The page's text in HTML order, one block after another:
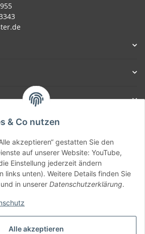
Alle akzeptieren
& Co nutzen
akzeptieren“ gestatten Sie den
auf unserer Website: YouTube,
Einstellung jederzeit ändern
links unten). Weitere Details finden Sie
und in unserer Datenschutzerklärung.
Worldwide. ( B2B Shop )
Vertrag widerrufen
USt., zzgl.Versand